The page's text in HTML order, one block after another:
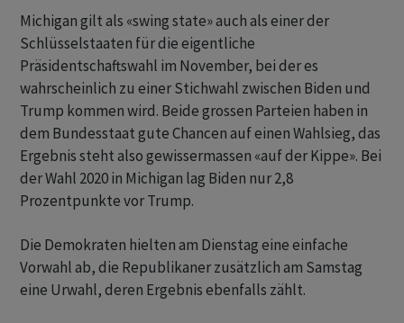
Michigan gilt als «swing state» auch als einer der
Schlüsselstaaten für die eigentliche
Präsidentschaftswahl im November, bei der es
wahrscheinlich zu einer Stichwahl zwischen Biden und
Trump kommen wird. Beide grossen Parteien haben in
dem Bundesstaat gute Chancen auf einen Wahlsieg, das
Ergebnis steht also gewissermassen «auf der Kippe». Bei
der Wahl 2020 in Michigan lag Biden nur 2,8
Prozentpunkte vor Trump.
Die Demokraten hielten am Dienstag eine einfache
Vorwahl ab, die Republikaner zusätzlich am Samstag
eine Urwahl, deren Ergebnis ebenfalls zählt.